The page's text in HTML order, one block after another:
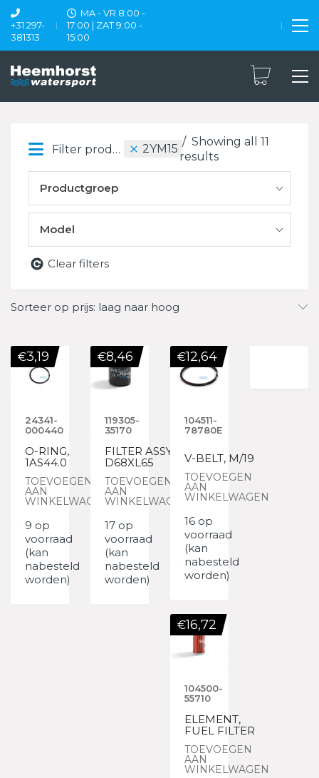
+31 297-
381313
MA - VR 8:00 -
17:00 | ZAT 9:00 -
15:00
Filter products 2YM15
Showing all 11
results
Productgroep
Model
Clear filters
Sorteer op prijs: laag naar hoog
24341-
000440
O-RING,
1AS44.0
TOEVOEGEN
AAN
WINKELWAGEN
€3,19
9 op
voorraad
(kan
nabesteld
worden)
119305-
35170
FILTER ASSY,
D68XL65
TOEVOEGEN
AAN
WINKELWAGEN
€8,46
17 op
voorraad
(kan
nabesteld
worden)
104511-
78780E
V-BELT, M/19
TOEVOEGEN
AAN
WINKELWAGEN
€12,64
16 op
voorraad
(kan
nabesteld
worden)
104500-
55710
ELEMENT,
FUEL FILTER
TOEVOEGEN
AAN
WINKELWAGEN
€16,72